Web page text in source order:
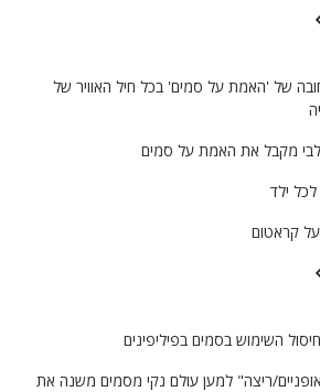
של 'האמת על סמים' בכל חיל האוויר של
מקבל את האמת על סמים
לכל ילד
קראטום
השימוש בסמים בפיליפינים
ריצה" למען עולם נקי מסמים משנה את